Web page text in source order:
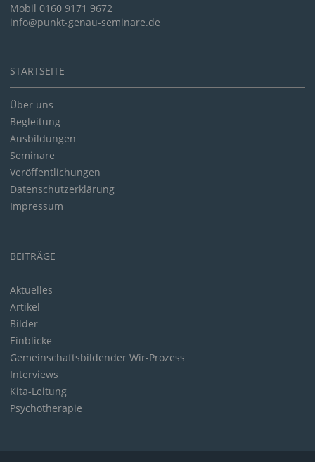
Mobil 0160 9171 9672
info@punkt-genau-seminare.de
STARTSEITE
Über uns
Begleitung
Ausbildungen
Seminare
Veröffentlichungen
Datenschutzerklärung
Impressum
BEITRÄGE
Aktuelles
Artikel
Bilder
Einblicke
Gemeinschaftsbildender Wir-Prozess
Interviews
Kita-Leitung
Psychotherapie